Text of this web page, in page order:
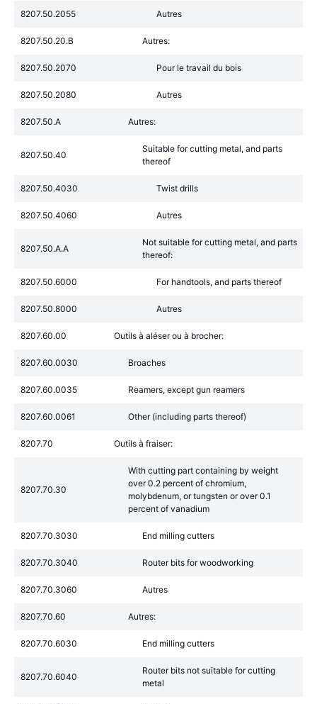
8207.50.2055 Autres
8207.50.20.B Autres:
8207.50.2070 Pour le travail du bois
8207.50.2080 Autres
8207.50.A Autres:
8207.50.40
Suitable for cutting metal, and parts
thereof
8207.50.4030 Twist drills
8207.50.4060 Autres
8207.50.A.A
Not suitable for cutting metal, and parts
thereof:
8207.50.6000 For handtools, and parts thereof
8207.50.8000 Autres
8207.60.00 Outils à aléser ou à brocher:
8207.60.0030 Broaches
8207.60.0035 Reamers, except gun reamers
8207.60.0061 Other (including parts thereof)
8207.70 Outils à fraiser:
8207.70.30
With cutting part containing by weight
over 0.2 percent of chromium,
molybdenum, or tungsten or over 0.1
percent of vanadium
8207.70.3030 End milling cutters
8207.70.3040 Router bits for woodworking
8207.70.3060 Autres
8207.70.60 Autres:
8207.70.6030 End milling cutters
8207.70.6040
Router bits not suitable for cutting
metal